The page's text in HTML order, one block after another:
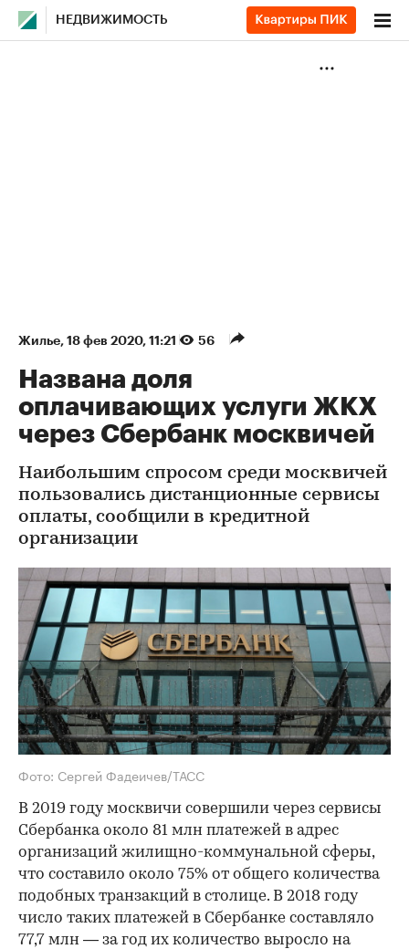
НЕДВИЖИМОСТЬ
Жилье⁠, 18 фев 2020, 11:21 56
Названа доля
оплачивающих услуги ЖКХ
через Сбербанк москвичей
Наибольшим спросом среди москвичей
пользовались дистанционные сервисы
оплаты, сообщили в кредитной
организации
Фото: Сергей Фадеичев/ТАСС
В 2019 году москвичи совершили через сервисы
Сбербанка около 81 млн платежей в адрес
организаций жилищно-коммунальной сферы,
что составило около 75% от общего количества
подобных транзакций в столице. В 2018 году
число таких платежей в Сбербанке составляло
77,7 млн — за год их количество выросло на